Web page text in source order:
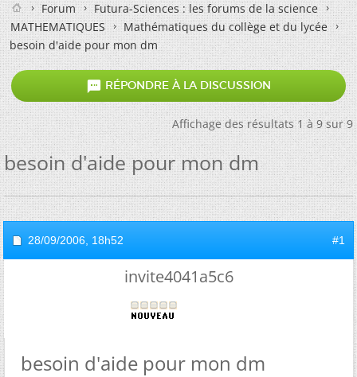
Forum
Futura-Sciences : les forums de la science
MATHEMATIQUES
Mathématiques du collège et du lycée
besoin d'aide pour mon dm
 RÉPONDRE À LA DISCUSSION
Affichage des résultats 1 à 9 sur 9
besoin d'aide pour mon dm
28/09/2006, 18h52 #1
invite4041a5c6
besoin d'aide pour mon dm